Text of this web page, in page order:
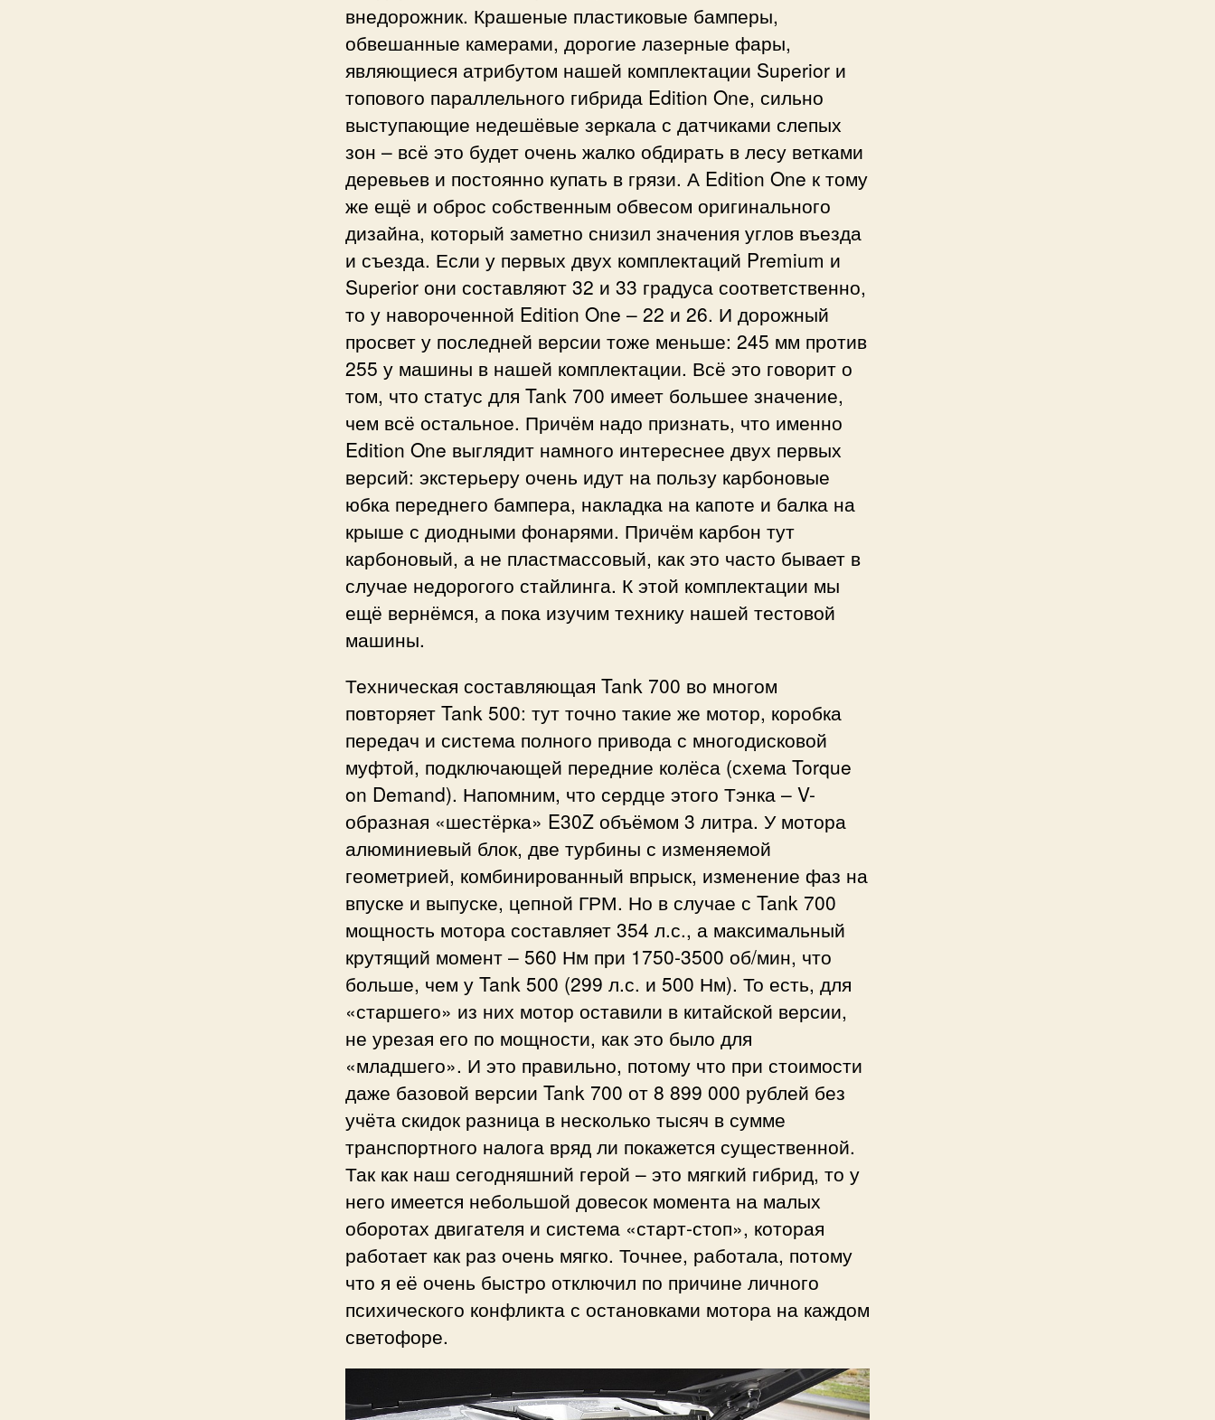
внедорожник. Крашеные пластиковые бамперы,
обвешанные камерами, дорогие лазерные фары,
являющиеся атрибутом нашей комплектации Superior и
топового параллельного гибрида Edition One, сильно
выступающие недешёвые зеркала с датчиками слепых
зон – всё это будет очень жалко обдирать в лесу ветками
деревьев и постоянно купать в грязи. А Edition One к тому
же ещё и оброс собственным обвесом оригинального
дизайна, который заметно снизил значения углов въезда
и съезда. Если у первых двух комплектаций Premium и
Superior они составляют 32 и 33 градуса соответственно,
то у навороченной Edition One – 22 и 26. И дорожный
просвет у последней версии тоже меньше: 245 мм против
255 у машины в нашей комплектации. Всё это говорит о
том, что статус для Tank 700 имеет большее значение,
чем всё остальное. Причём надо признать, что именно
Edition One выглядит намного интереснее двух первых
версий: экстерьеру очень идут на пользу карбоновые
юбка переднего бампера, накладка на капоте и балка на
крыше с диодными фонарями. Причём карбон тут
карбоновый, а не пластмассовый, как это часто бывает в
случае недорогого стайлинга. К этой комплектации мы
ещё вернёмся, а пока изучим технику нашей тестовой
машины.
Техническая составляющая Tank 700 во многом
повторяет Tank 500: тут точно такие же мотор, коробка
передач и система полного привода с многодисковой
муфтой, подключающей передние колёса (схема Torque
on Demand). Напомним, что сердце этого Тэнка – V-
образная «шестёрка» E30Z объёмом 3 литра. У мотора
алюминиевый блок, две турбины с изменяемой
геометрией, комбинированный впрыск, изменение фаз на
впуске и выпуске, цепной ГРМ. Но в случае с Tank 700
мощность мотора составляет 354 л.с., а максимальный
крутящий момент – 560 Нм при 1750-3500 об/мин, что
больше, чем у Tank 500 (299 л.с. и 500 Нм). То есть, для
«старшего» из них мотор оставили в китайской версии,
не урезая его по мощности, как это было для
«младшего». И это правильно, потому что при стоимости
даже базовой версии Tank 700 от 8 899 000 рублей без
учёта скидок разница в несколько тысяч в сумме
транспортного налога вряд ли покажется существенной.
Так как наш сегодняшний герой – это мягкий гибрид, то у
него имеется небольшой довесок момента на малых
оборотах двигателя и система «старт-стоп», которая
работает как раз очень мягко. Точнее, работала, потому
что я её очень быстро отключил по причине личного
психического конфликта с остановками мотора на каждом
светофоре.